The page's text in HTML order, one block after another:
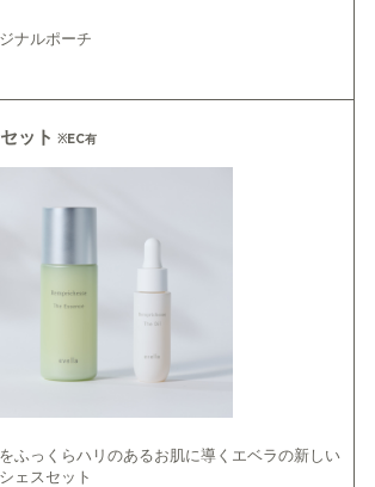
ナルポーチ
ット ※EC有
ふっくらハリのあるお肌に導くエベラの新しい
ェスセット